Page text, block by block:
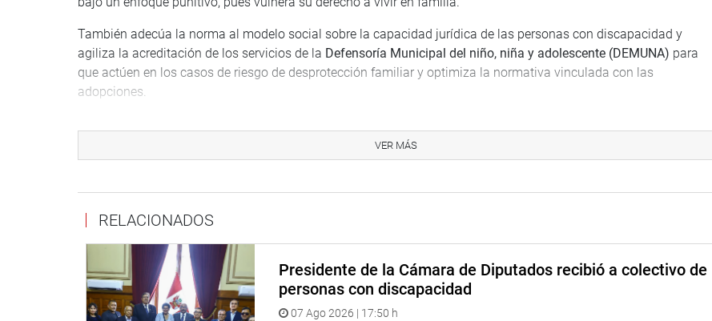
También adecúa la norma al modelo social sobre la capacidad jurídica de las personas con discapacidad y
agiliza la acreditación de los servicios de la Defensoría Municipal del niño, niña y adolescente (DEMUNA) para
que actúen en los casos de riesgo de desprotección familiar y optimiza la normativa vinculada con las
adopciones.
turno del Ministerio de la Mujer, el establecimiento o dictado de disposiciones complementarias en la promoción
de estilos de crianza positivos para los menores.
Sostuvo que el dispositivo no ha definido ni ha precisado cuáles son los «espacios de crianza positivos«.
Esto es dar un cheque en blanco al Ministerio de la Mujer para determinar algo tan importante como definir a
qué tipo de familia debe ser enviado un menor”, dijo.
PRENSA-CONGRESO
VER MÁS
RELACIONADOS
Presidente de la Cámara de Diputados recibió a colectivo de
personas con discapacidad
07 Ago 2026 | 17:50 h